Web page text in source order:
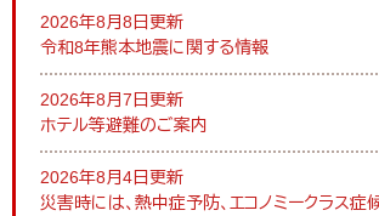
2026年8月8日更新
令和8年熊本地震に関する情報
2026年8月7日更新
ホテル等避難のご案内
2026年8月4日更新
災害時には、熱中症予防、エコノミークラス症